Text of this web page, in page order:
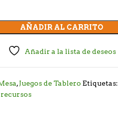
AÑADIR AL CARRITO
Añadir a la lista de deseos
,Juegos de Tablero Etiquetas: